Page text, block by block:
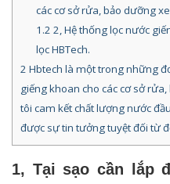
các cơ sở rửa, bảo dưỡng
1.2 2, Hệ thống lọc nước
lọc HBTech.
2 Hbtech là một trong những
giếng khoan cho các cơ sở
tôi cam kết chất lượng nước
được sự tin tưởng tuyệt đối từ
1, Tại sạo cần lắp